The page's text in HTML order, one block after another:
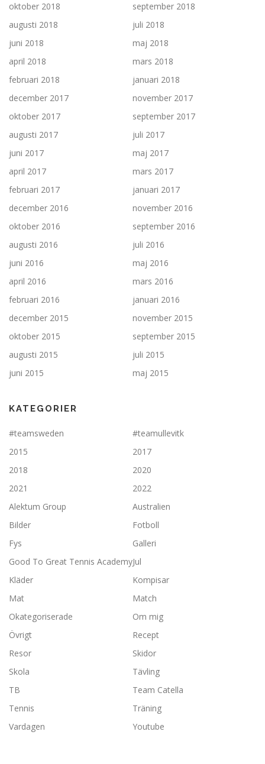
oktober 2018
september 2018
augusti 2018
juli 2018
juni 2018
maj 2018
april 2018
mars 2018
februari 2018
januari 2018
december 2017
november 2017
oktober 2017
september 2017
augusti 2017
juli 2017
juni 2017
maj 2017
april 2017
mars 2017
februari 2017
januari 2017
december 2016
november 2016
oktober 2016
september 2016
augusti 2016
juli 2016
juni 2016
maj 2016
april 2016
mars 2016
februari 2016
januari 2016
december 2015
november 2015
oktober 2015
september 2015
augusti 2015
juli 2015
juni 2015
maj 2015
KATEGORIER
#teamsweden
#teamullevitk
2015
2017
2018
2020
2021
2022
Alektum Group
Australien
Bilder
Fotboll
Fys
Galleri
Good To Great Tennis AcademyJul
Kläder
Kompisar
Mat
Match
Okategoriserade
Om mig
Övrigt
Recept
Resor
Skidor
Skola
Tävling
TB
Team Catella
Tennis
Träning
Vardagen
Youtube